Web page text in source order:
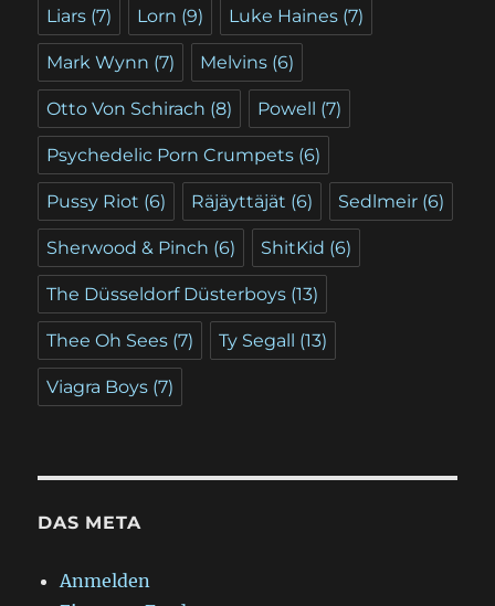
Liars (7) Lorn (9) Luke Haines (7)
Mark Wynn (7) Melvins (6)
Otto Von Schirach (8) Powell (7)
Psychedelic Porn Crumpets (6)
Pussy Riot (6) Räjäyttäjät (6) Sedlmeir (6)
Sherwood & Pinch (6) ShitKid (6)
The Düsseldorf Düsterboys (13)
Thee Oh Sees (7) Ty Segall (13)
Viagra Boys (7)
DAS META
Anmelden